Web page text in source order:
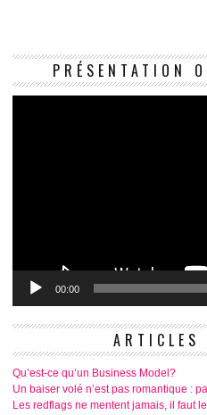
PRÉSENTATION
00:00
ARTICLES
Qu’est-ce qu’un Business Model?
Un baiser volé n’est pas romantique :
Les redflags ne mentent jamais, il faut